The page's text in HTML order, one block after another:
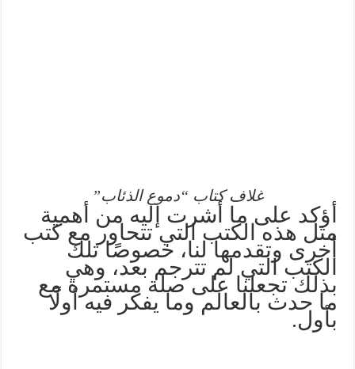
غلاف كتاب “دموع الذئاب”
أؤكد على ما أشرت إليه من أهمية
مثل هذه الكتب التي تتحاور مع كتب
أخرى وتقدمها لنا، خصوصًا تلك
الكتب التي لم تترجم بعد، وهي
بذلك تجعلنا على صلة مستمرة مع
ما حدث بالعالم وما يفكر فيه أولًا
بأول.